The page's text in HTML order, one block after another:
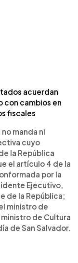
acuerdan
con cambios en
fiscales
manda ni
cuyo
la República
el artículo 4 de la
por la
Ejecutivo,
de la República;
ministro de
de Cultura
de San Salvador.